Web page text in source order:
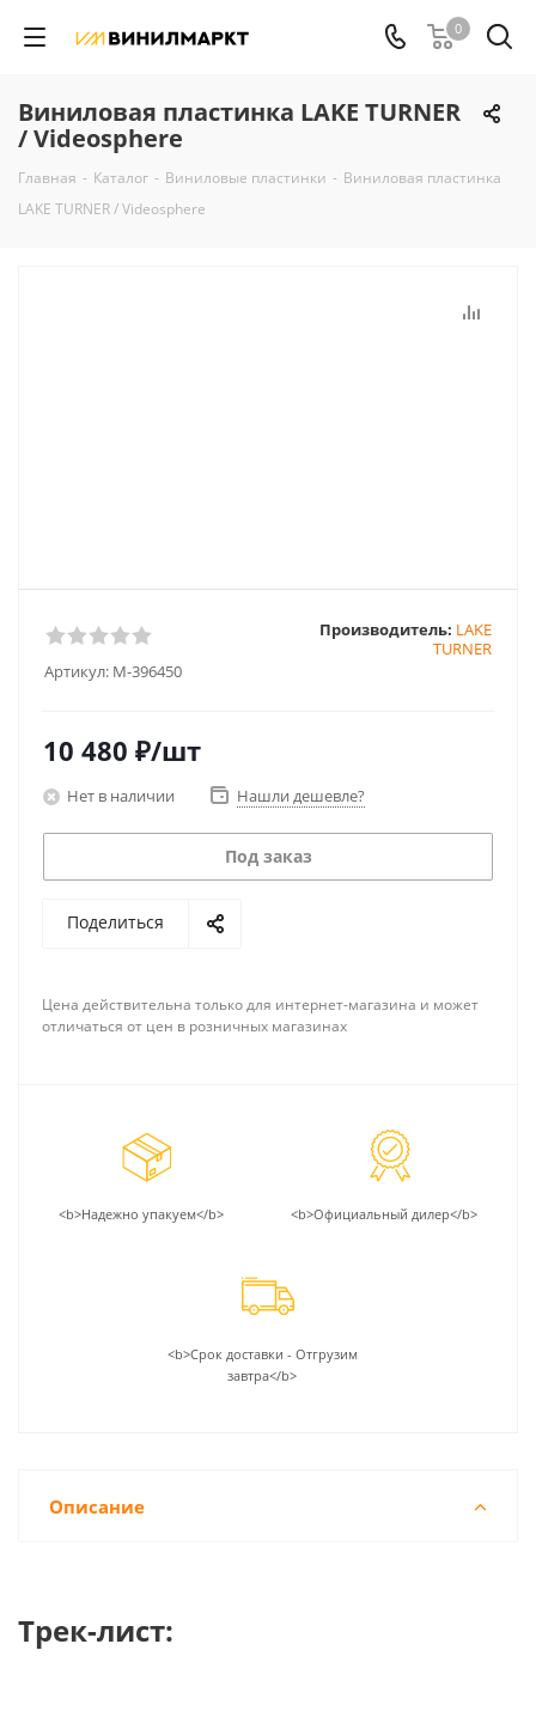
0
Виниловая пластинка LAKE TURNER
/ Videosphere
Главная - Каталог - Виниловые пластинки - Виниловая пластинка
LAKE TURNER / Videosphere
Артикул: M-396450
Производитель: LAKE
TURNER
10 480 ₽/шт
Нет в наличии Нашли дешевле?
Под заказ
Поделиться
Цена действительна только для интернет-магазина и может
отличаться от цен в розничных магазинах
<b>Надежно упакуем</b> <b>Официальный дилер</b>
<b>Срок доставки - Отгрузим
завтра</b>
Описание
Трек-лист: